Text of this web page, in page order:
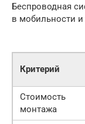
Беспроводная
в мобильности
Критерий
Стоимость
монтажа